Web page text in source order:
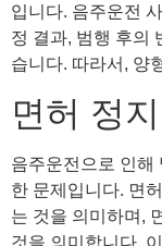
입니다. 음주운전
정 결과, 범행 후의
습니다. 따라서, 양
면허 정
음주운전으로 인해
한 문제입니다. 면
는 것을 의미하며,